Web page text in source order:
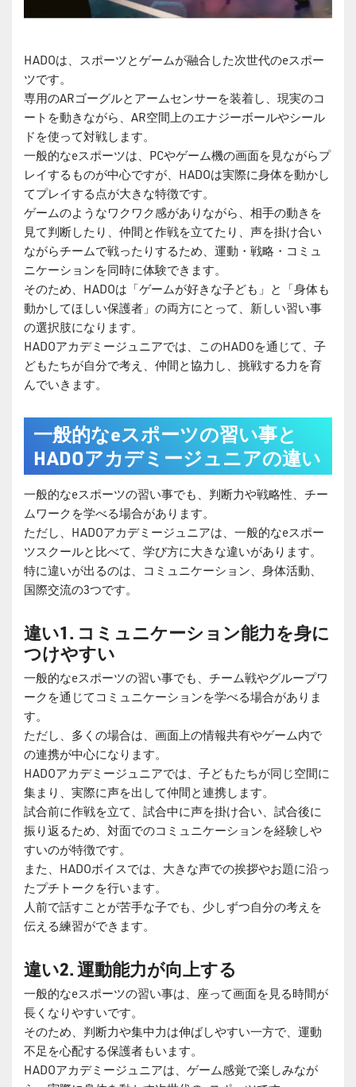
HADOは、スポーツとゲームが融合した次世代のeスポー
ツです。
専用のARゴーグルとアームセンサーを装着し、現実のコ
ートを動きながら、AR空間上のエナジーボールやシール
ドを使って対戦します。
一般的なeスポーツは、PCやゲーム機の画面を見ながらプ
レイするものが中心ですが、HADOは実際に身体を動かし
てプレイする点が大きな特徴です。
ゲームのようなワクワク感がありながら、相手の動きを
見て判断したり、仲間と作戦を立てたり、声を掛け合い
ながらチームで戦ったりするため、運動・戦略・コミュ
ニケーションを同時に体験できます。
そのため、HADOは「ゲームが好きな子ども」と「身体も
動かしてほしい保護者」の両方にとって、新しい習い事
の選択肢になります。
HADOアカデミージュニアでは、このHADOを通じて、子
どもたちが自分で考え、仲間と協力し、挑戦する力を育
んでいきます。
一般的なeスポーツの習い事と
HADOアカデミージュニアの違い
一般的なeスポーツの習い事でも、判断力や戦略性、チー
ムワークを学べる場合があります。
ただし、HADOアカデミージュニアは、一般的なeスポー
ツスクールと比べて、学び方に大きな違いがあります。
特に違いが出るのは、コミュニケーション、身体活動、
国際交流の3つです。
違い1. コミュニケーション能力を身に
つけやすい
一般的なeスポーツの習い事でも、チーム戦やグループワ
ークを通じてコミュニケーションを学べる場合がありま
す。
ただし、多くの場合は、画面上の情報共有やゲーム内で
の連携が中心になります。
HADOアカデミージュニアでは、子どもたちが同じ空間に
集まり、実際に声を出して仲間と連携します。
試合前に作戦を立て、試合中に声を掛け合い、試合後に
振り返るため、対面でのコミュニケーションを経験しや
すいのが特徴です。
また、HADOボイスでは、大きな声での挨拶やお題に沿っ
たプチトークを行います。
人前で話すことが苦手な子でも、少しずつ自分の考えを
伝える練習ができます。
違い2. 運動能力が向上する
一般的なeスポーツの習い事は、座って画面を見る時間が
長くなりやすいです。
そのため、判断力や集中力は伸ばしやすい一方で、運動
不足を心配する保護者もいます。
HADOアカデミージュニアは、ゲーム感覚で楽しみなが